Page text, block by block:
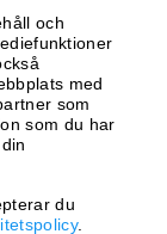
och
med
som
som du har
du
.